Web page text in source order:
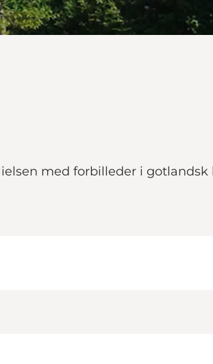
med forbilleder i gotlandsk